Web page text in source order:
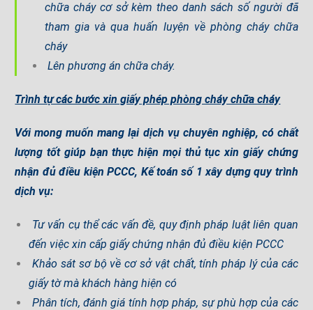
chữa cháy cơ sở kèm theo danh sách số người đã
tham gia và qua huấn luyện về phòng cháy chữa
cháy
Lên phương án chữa cháy.
Trình tự các bước xin giấy phép phòng cháy chữa cháy
Với mong muốn mang lại dịch vụ chuyên nghiệp, có chất
lượng tốt giúp bạn thực hiện mọi thủ tục xin giấy chứng
nhận đủ điều kiện PCCC, Kế toán số 1 xây dựng quy trình
dịch vụ:
Tư vấn cụ thể các vấn đề, quy định pháp luật liên quan
đến việc xin cấp giấy chứng nhận đủ điều kiện PCCC
Khảo sát sơ bộ về cơ sở vật chất, tính pháp lý của các
giấy tờ mà khách hàng hiện có
Phân tích, đánh giá tính hợp pháp, sự phù hợp của các